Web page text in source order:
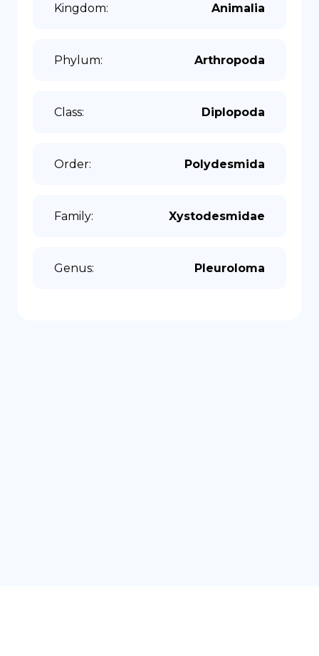
Kingdom: Animalia
Phylum: Arthropoda
Class: Diplopoda
Order: Polydesmida
Family: Xystodesmidae
Genus: Pleuroloma